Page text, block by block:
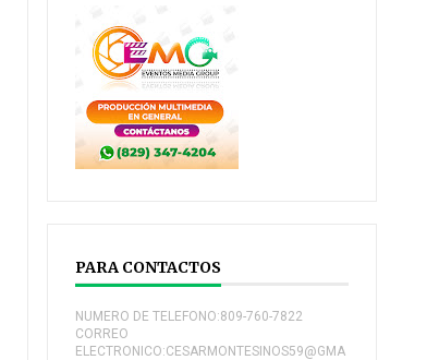
PARA CONTACTOS
NUMERO DE TELEFONO:809-760-7822
CORREO
ELECTRONICO:CESARMONTESINOS59@GMA